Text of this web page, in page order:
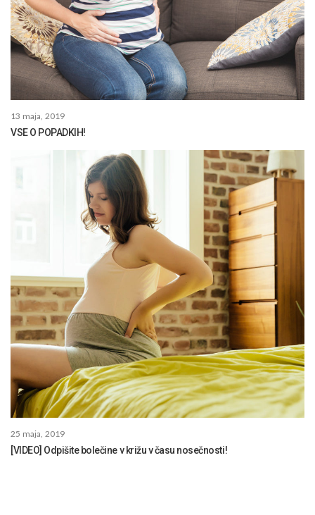
13 maja, 2019
VSE O POPADKIH!
25 maja, 2019
[VIDEO] Odpišite bolečine v križu v času nosečnosti!